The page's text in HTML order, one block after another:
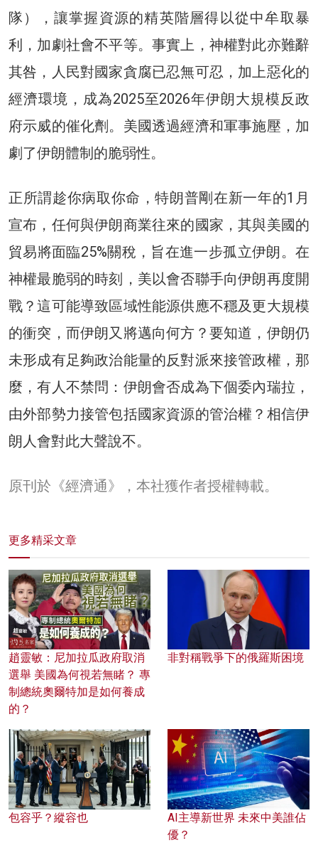
隊），讓掌握資源的精英階層得以從中牟取暴
利，加劇社會不平等。事實上，神權對此亦難辭
其咎，人民對國家貪腐已忍無可忍，加上惡化的
經濟環境，成為2025至2026年伊朗大規模反政
府示威的催化劑。美國透過經濟和軍事施壓，加
劇了伊朗體制的脆弱性。
正所謂趁你病取你命，特朗普剛在新一年的1月
宣布，任何與伊朗商業往來的國家，其與美國的
貿易將面臨25%關稅，旨在進一步孤立伊朗。在
神權最脆弱的時刻，美以會否聯手向伊朗再度開
戰？這可能導致區域性能源供應不穩及更大規模
的衝突，而伊朗又將邁向何方？要知道，伊朗仍
未形成有足夠政治能量的反對派來接管政權，那
麼，有人不禁問：伊朗會否成為下個委內瑞拉，
由外部勢力接管包括國家資源的管治權？相信伊
朗人會對此大聲說不。
原刊於《經濟通》，本社獲作者授權轉載。
更多精采文章
趙靈敏：尼加拉瓜政府取消
選舉 美國為何視若無睹？ 專
制總統奧爾特加是如何養成
的？
非對稱戰爭下的俄羅斯困境
包容乎？縱容也
AI主導新世界 未來中美誰佔
優？